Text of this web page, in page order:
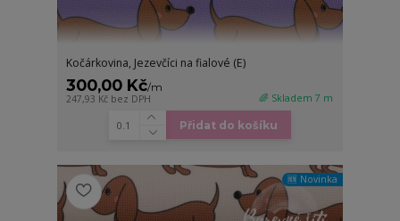
Kočárkovina, Jezevčíci na fialové (E)
300,00 Kč/m
247,93 Kč bez DPH 🌈 Skladem 7 m
Přidat do košíku
🆕 Novinka